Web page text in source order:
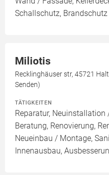
Schallschutz, Brandschutz
Miliotis
Recklinghäuser str, 45721
Senden)
TÄTIGKEITEN
Reparatur, Neuinstallation
Beratung, Renovierung,
Neueinbau / Montage,
Innenausbau,